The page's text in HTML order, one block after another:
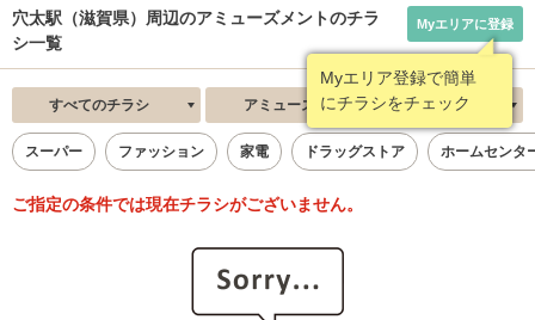
穴太駅（滋賀県）周辺のアミューズメントのチラ
シ一覧
Myエリア登録で簡単
にチラシをチェック
Myエリアに登録
すべてのチラシ アミューズメント 新着順
スーパー ファッション 家電 ドラッグストア ホームセンタ
ご指定の条件では現在チラシがございません。